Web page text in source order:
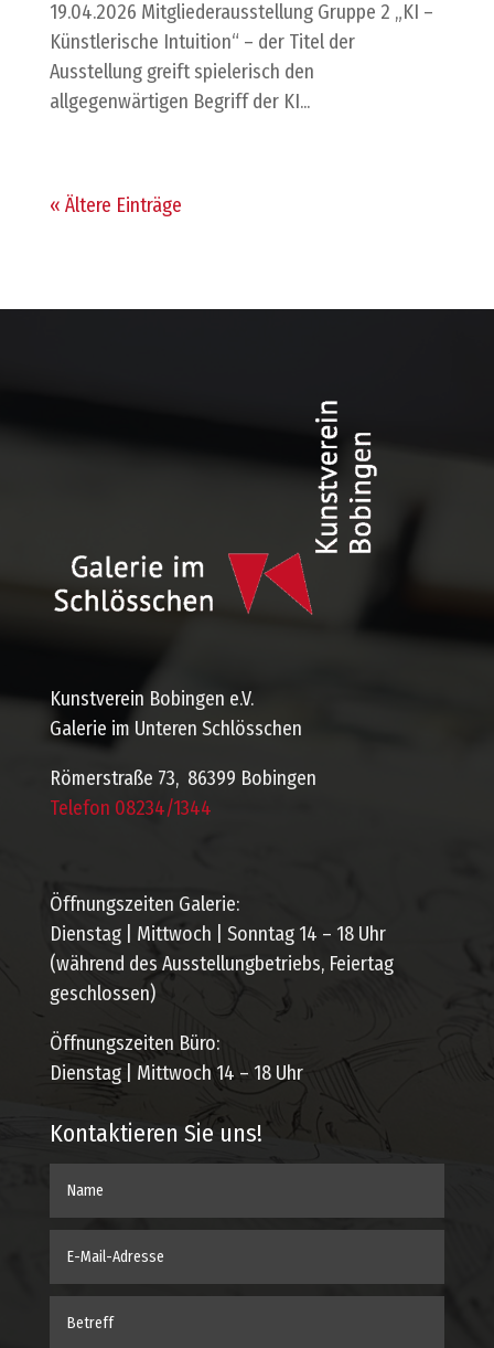
19.04.2026 Mitgliederausstellung Gruppe 2 „KI –
Künstlerische Intuition“ – der Titel der
Ausstellung greift spielerisch den
allgegenwärtigen Begriff der KI...
« Ältere Einträge
Kunstverein Bobingen e.V.
Galerie im Unteren Schlösschen
Römerstraße 73, 86399 Bobingen
Telefon 08234/1344
Öffnungszeiten Galerie:
Dienstag | Mittwoch | Sonntag 14 – 18 Uhr
(während des Ausstellungbetriebs, Feiertag
geschlossen)
Öffnungszeiten Büro:
Dienstag | Mittwoch 14 – 18 Uhr
Kontaktieren Sie uns!